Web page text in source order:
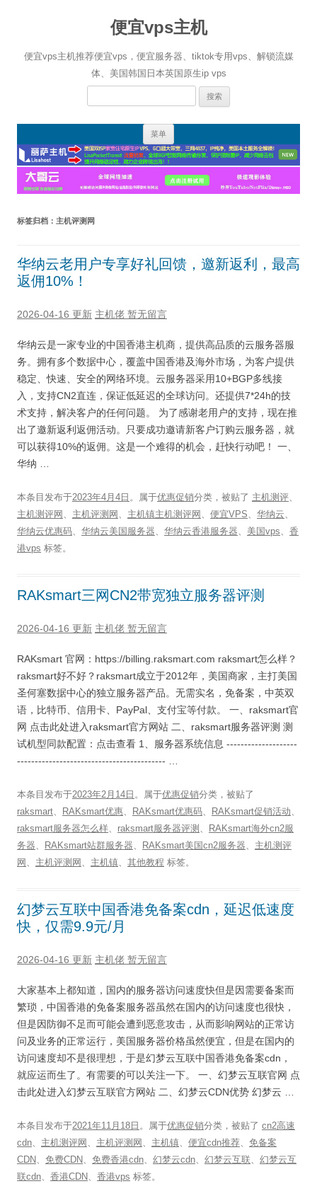
便宜vps主机
便宜vps主机推荐便宜vps，便宜服务器、tiktok专用vps、解锁流媒
体、美国韩国日本英国原生ip vps
搜
菜单
正
文
标签归档： 主机评测网
华纳云老用户专享好礼回馈，邀新返利，最高
返佣10%！
2026-04-16 更新 主机佬 暂无留言
华纳云是一家专业的中国香港主机商，提供高品质的云服务器服
务。拥有多个数据中心，覆盖中国香港及海外市场，为客户提供
稳定、快速、安全的网络环境。云服务器采用10+BGP多线接
入，支持CN2直连，保证低延迟的全球访问。还提供7*24h的技
术支持，解决客户的任何问题。 为了感谢老用户的支持，现在推
出了邀新返利返佣活动。只要成功邀请新客户订购云服务器，就
可以获得10%的返佣。这是一个难得的机会，赶快行动吧！ 一、
华纳 …
本条目发布于2023年4月4日 。属于优惠促销分类，被贴了 主机测评
主机测评网
主机评测网 主机镇主机测评网 便宜VPS 华纳云
华纳云优惠码
华纳云美国服务器 华纳云香港服务器 美国vps
香
港vps 标签。
RAKsmart三网CN2带宽独立服务器评测
2026-04-16 更新 主机佬 暂无留言
RAKsmart 官网：https://billing.raksmart.com raksmart怎么样？
raksmart好不好？raksmart成立于2012年，美国商家，主打美国
圣何塞数据中心的独立服务器产品。无需实名，免备案，中英双
语，比特币、信用卡、PayPal、支付宝等付款。 一、raksmart官
网 点击此处进入raksmart官方网站 二、raksmart服务器评测 测
试机型同款配置：点击查看 1、服务器系统信息 --------------------
------------------------------------------ …
本条目发布于2023年2月14日 。属于优惠促销分类，被贴了
raksmart
RAKsmart优惠 RAKsmart优惠码 RAKsmart促销活动
raksmart服务器怎么样
raksmart服务器评测
RAKsmart海外cn2服
务器
RAKsmart站群服务器 RAKsmart美国cn2服务器
主机测评
网
主机评测网 主机镇 其他教程 标签。
幻梦云互联中国香港免备案cdn，延迟低速度
快，仅需9.9元/月
2026-04-16 更新 主机佬 暂无留言
大家基本上都知道，国内的服务器访问速度快但是因需要备案而
繁琐，中国香港的免备案服务器虽然在国内的访问速度也很快，
但是因防御不足而可能会遭到恶意攻击，从而影响网站的正常访
问及业务的正常运行，美国服务器价格虽然便宜，但是在国内的
访问速度却不是很理想，于是幻梦云互联中国香港免备案cdn，
就应运而生了。有需要的可以关注一下。 一、幻梦云互联官网 点
击此处进入幻梦云互联官方网站 二、幻梦云CDN优势 幻梦云 …
本条目发布于2021年11月18日 。属于优惠促销分类，被贴了 cn2高速
cdn
主机测评网 主机评测网 主机镇 便宜cdn推荐
免备案
CDN
免费CDN 免费香港cdn 幻梦云cdn 幻梦云互联
幻梦云互
联cdn
香港CDN 香港vps 标签。